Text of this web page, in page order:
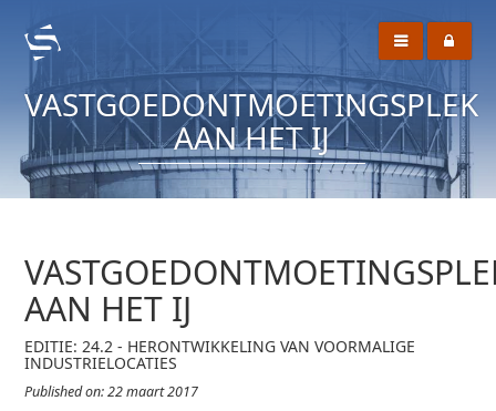
VASTGOEDONTMOETINGSPLEK
AAN HET IJ
AAN HET IJ
EDITIE: 24.2 - HERONTWIKKELING VAN VOORMALIGE
INDUSTRIELOCATIES
Published on: 22 maart 2017